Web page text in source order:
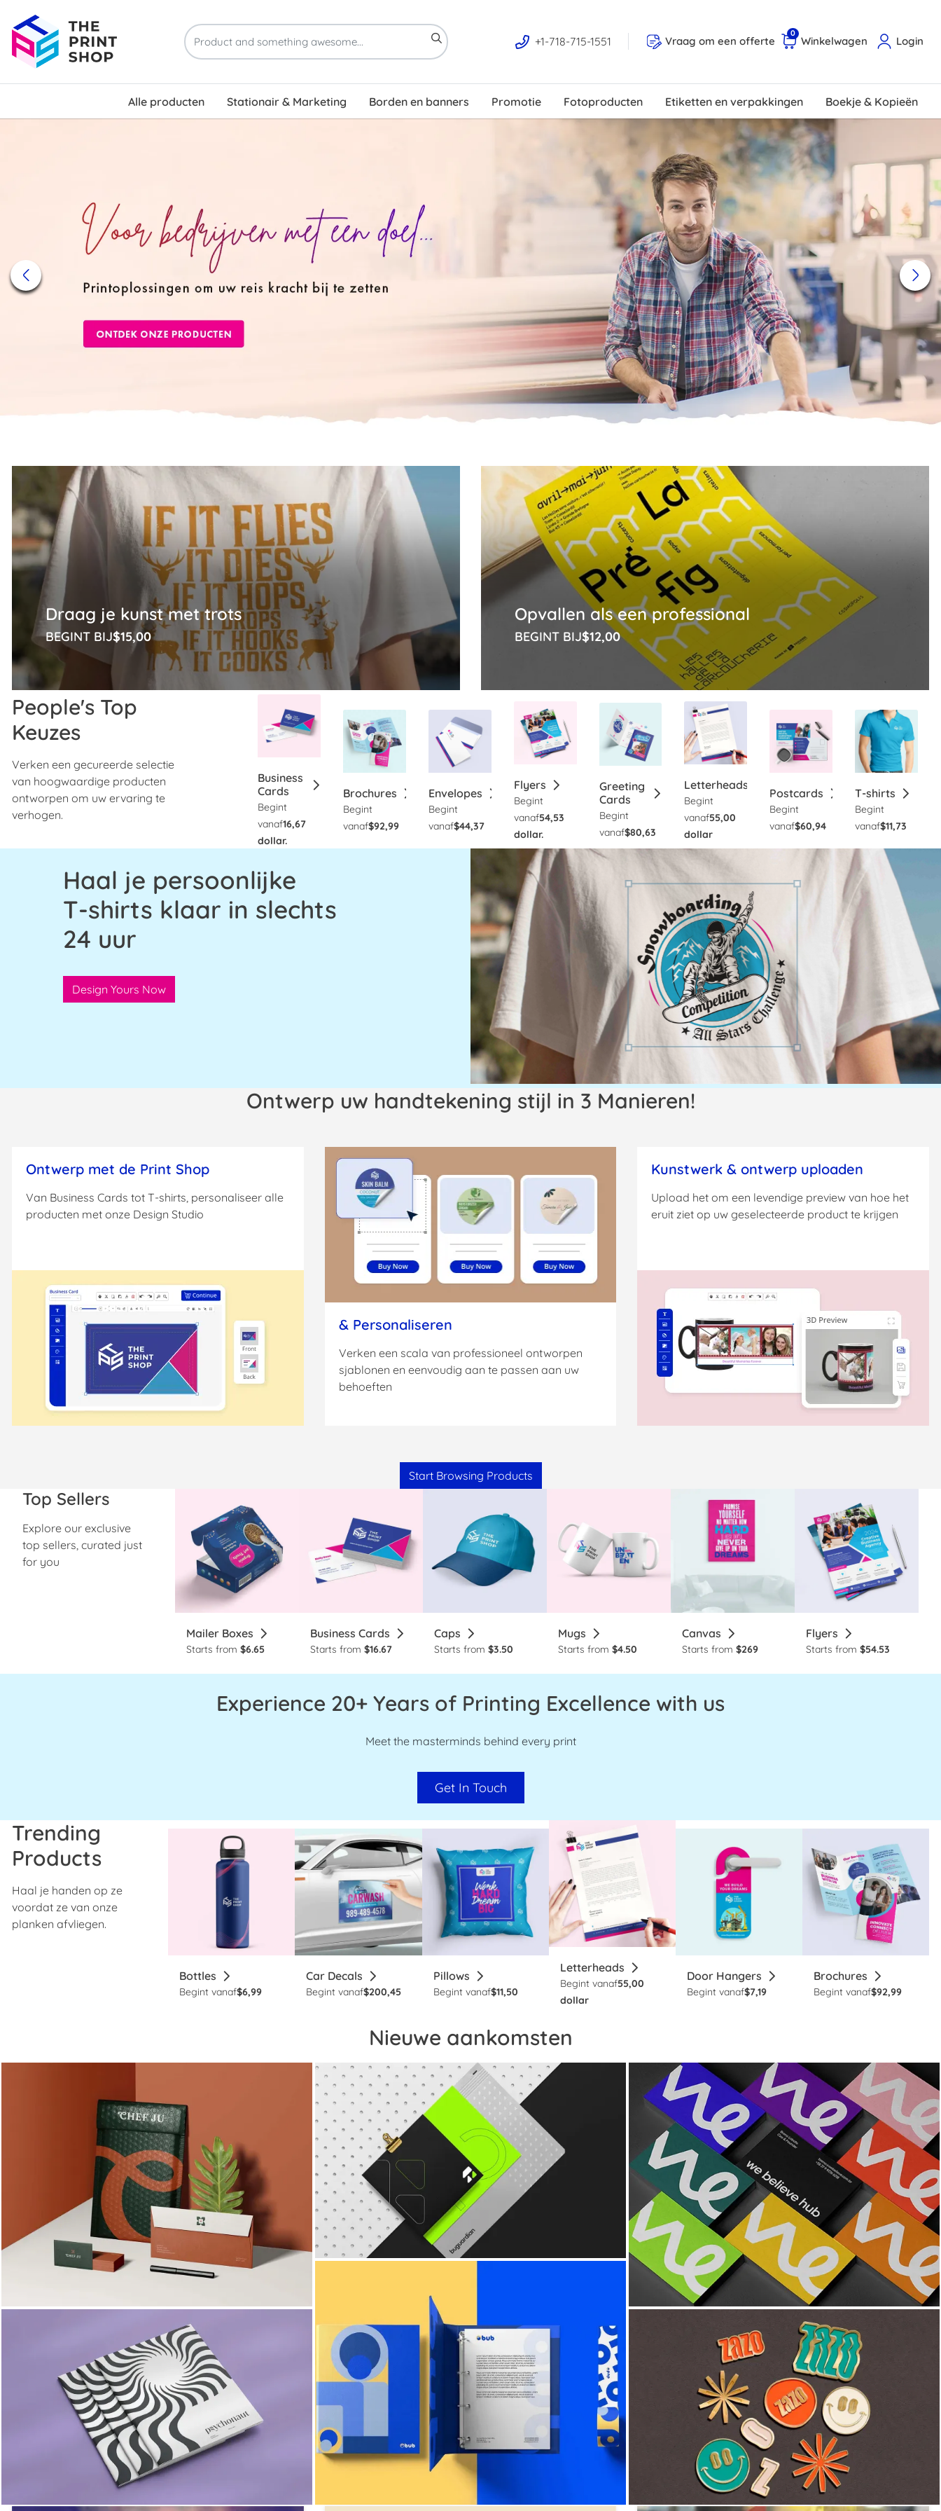
+1-718-715-1551 Vraag om een ​​offerte Winkelwagen
0
Login
Alle producten Stationair & Marketing Borden en banners Promotie Fotoproducten Etiketten en verpakkingen Boekje & Kopieën
Draag je kunst met trots
BEGINT BIJ$15,00
Opvallen als een professional
BEGINT BIJ$12,00
People's Top
Keuzes
Verken een gecureerde selectie
van hoogwaardige producten
ontworpen om uw ervaring te
verhogen.
Business
Cards
Begint
vanaf16,67
dollar.
Brochures
Begint
vanaf$92,99
Envelopes
Begint
vanaf$44,37
Flyers
Begint
vanaf54,53
dollar.
Greeting
Cards
Begint
vanaf$80,63
Letterheads
Begint
vanaf55,00
dollar
Postcards
Begint
vanaf$60,94
T-shirts
Begint
vanaf$11,73
Haal je persoonlijke
T-shirts klaar in slechts
24 uur
Design Yours Now
Ontwerp uw handtekening stijl in 3 Manieren!
Ontwerp met de Print Shop
Van Business Cards tot T-shirts, personaliseer alle
producten met onze Design Studio
& Personaliseren
Verken een scala van professioneel ontworpen
sjablonen en eenvoudig aan te passen aan uw
behoeften
Kunstwerk & ontwerp uploaden
Upload het om een levendige preview van hoe het
eruit ziet op uw geselecteerde product te krijgen
Start Browsing Products
Top Sellers
Explore our exclusive
top sellers, curated just
for you
Mailer Boxes
Starts from$6.65
Business Cards
Starts from$16.67
Caps
Starts from$3.50
Mugs
Starts from$4.50
Canvas
Starts from$269
Flyers
Starts from$54.53
Experience 20+ Years of Printing Excellence with us
Meet the masterminds behind every print
Get In Touch
Trending
Products
Haal je handen op ze
voordat ze van onze
planken afvliegen.
Bottles
Begint vanaf$6,99
Car Decals
Begint vanaf$200,45
Pillows
Begint vanaf$11,50
Letterheads
Begint vanaf55,00
dollar
Door Hangers
Begint vanaf$7,19
Brochures
Begint vanaf$92,99
Nieuwe aankomsten